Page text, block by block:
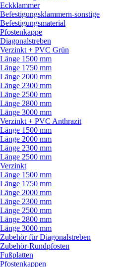
Eckklammer
Befestigungsklammern-sonstige
Befestigungsmaterial
Pfostenkappe
Diagonalstreben
Verzinkt + PVC Grün
Länge 1500 mm
Länge 1750 mm
Länge 2000 mm
Länge 2300 mm
Länge 2500 mm
Länge 2800 mm
Länge 3000 mm
Verzinkt + PVC Anthrazit
Länge 1500 mm
Länge 2000 mm
Länge 2300 mm
Länge 2500 mm
Verzinkt
Länge 1500 mm
Länge 1750 mm
Länge 2000 mm
Länge 2300 mm
Länge 2500 mm
Länge 2800 mm
Länge 3000 mm
Zubehör für Diagonalstreben
Zubehör-Rundpfosten
Fußplatten
Pfostenkappen